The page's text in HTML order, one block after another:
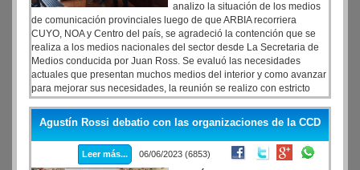
analizo la situación de los medios
de comunicación provinciales luego de que ARBIA recorriera
CUYO, NOA y Centro del país, se agradeció la contención que se
realiza a los medios nacionales del sector desde La Secretaria de
Medios conducida por Juan Ross. Se evaluó las necesidades
actuales que presentan muchos medios del interior y como avanzar
para mejorar sus necesidades, la reunión se realizo con estricto
sentido federal y democrático.
Agustín Rossi debatio con las organizaciones de la CCD
Leer más... 06/06/2023 (6853)